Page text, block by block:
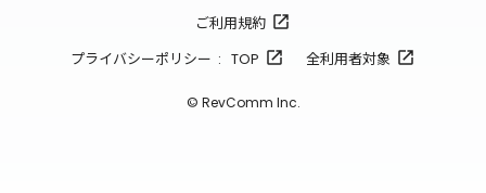
ご利用規約
プライバシーポリシー : TOP
全利用者対象
© RevComm Inc.